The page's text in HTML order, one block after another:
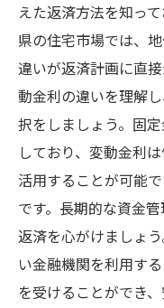
えた返済方法を知っ
県の住宅市場では、
違いが返済計画に直
動金利の違いを理解
択をしましょう。固
しており、変動金利
活用することが可能
です。長期的な資金
返済を心がけましょ
い金融機関を利用す
を受けることができ